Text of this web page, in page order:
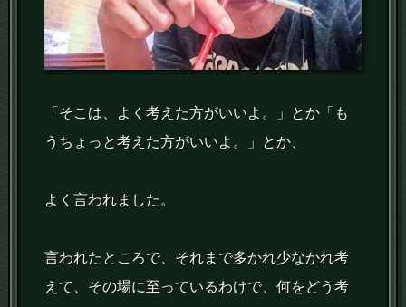
「そこは、よく考えた方がいいよ。」とか「も
うちょっと考えた方がいいよ。」とか、
よく言われました。
言われたところで、それまで多かれ少なかれ考
えて、その場に至っているわけで、何をどう考